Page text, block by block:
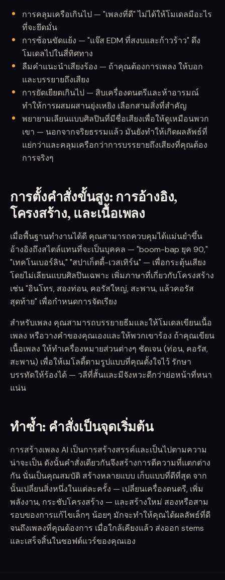
การคลุมเครือเกินไป — "เพลงที่ดี" ไม่ได้ให้โมเดลมีอะไร
ที่จะยึดมั่น
การซ้อนขัดแย้ง — "แจ๊ส EDM ที่สงบและก้าวร้าว" ดึง
โมเดลไปในสี่ทิศทาง
ลืมคำแนะนำเสียงร้อง — ถ้าคุณต้องการเพลง ให้บอก
และบรรยายถึงเสียง
การยัดเยียดเกินไป — สิบเครื่องดนตรีและห้าอารมณ์
ทำให้การผสมผสานยุ่งเหยิง เลือกสามสิ่งที่สำคัญ
พยายามเลียนแบบศิลปินที่มีชื่อเสียงเพื่อให้ดูเหมือนพวก
เขา — นอกจากจริยธรรมแล้ว มันยังทำให้เกิดผลลัพธ์ที่
แย่กว่าและคลุมเครือกว่าการบรรยายถึงเสียงที่คุณต้อง
การจริงๆ
การตั้งคำสั่งขั้นสูง: การอ้างอิง,
โครงสร้าง, และเนื้อเพลง
เมื่อพื้นฐานทำงานได้ดี คุณสามารถควบคุมได้แม่นยำขึ้น
อ้างอิงถึงสไตล์แทนที่จะเป็นบุคคล — "boom-bap ยุค 90,"
"เทคโนเบอร์ลิน," "สปาเก็ตตี้-เวสเทิร์น" — เพื่อกระตุ้นเสียง
โดยไม่เลียนแบบศิลปินเฉพาะ เพิ่มภาษาที่เกี่ยวกับโครงสร้าง
เช่น "อินโทร, สองท่อน, คอรัสใหญ่, สะพาน, แล้วคอรัส
สุดท้าย" เพื่อกำหนดการจัดเรียง
สำหรับเพลง คุณสามารถบรรยายธีมและให้โมเดลเขียนเนื้อ
เพลง หรือวางคำของคุณเองและให้พวกเขาร้อง ถ้าคุณเขียน
เนื้อเพลง ให้ทำเครื่องหมายส่วนต่างๆ ชัดเจน (ท่อน, คอรัส,
สะพาน) เพื่อให้เมโลดี้ตามรูปแบบที่คุณตั้งใจไว้ รักษา
บรรทัดให้ร้องได้ — วลีที่สั้นและมีจังหวะดีกว่าย่อหน้าที่หนา
แน่น
ทำซ้ำ: คำสั่งเป็นจุดเริ่มต้น
การสร้างเพลง AI เป็นการสร้างสรรค์และเป็นไปตามความ
น่าจะเป็น ดังนั้นคำสั่งเดียวกันจึงสร้างการตีความที่แตกต่าง
กัน นั่นเป็นคุณสมบัติ สร้างหลายแบบ เก็บแบบที่ดีที่สุด จาก
นั้นเปลี่ยนสิ่งหนึ่งในแต่ละครั้ง — เปลี่ยนเครื่องดนตรี, เพิ่ม
พลังงาน, กระชับโครงสร้าง — และสร้างใหม่ สองหรือสาม
รอบของการแก้ไขเล็กๆ น้อยๆ มักจะทำให้คุณได้ผลลัพธ์ที่ดี
จนถึงเพลงที่คุณต้องการ เมื่อใกล้เคียงแล้ว ส่งออก stems
และเสร็จสิ้นในซอฟต์แวร์ของคุณเอง